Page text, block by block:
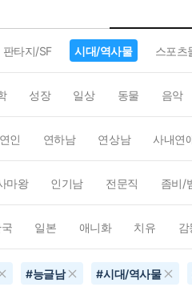
판타지/SF 시대/역사물 스포츠
성장 일상 동물 음악
인 연하남 연상남 사내연
마왕 인기남 전문직 좀비/
일본 애니화 치유 감
#능글남 #시대/역사물